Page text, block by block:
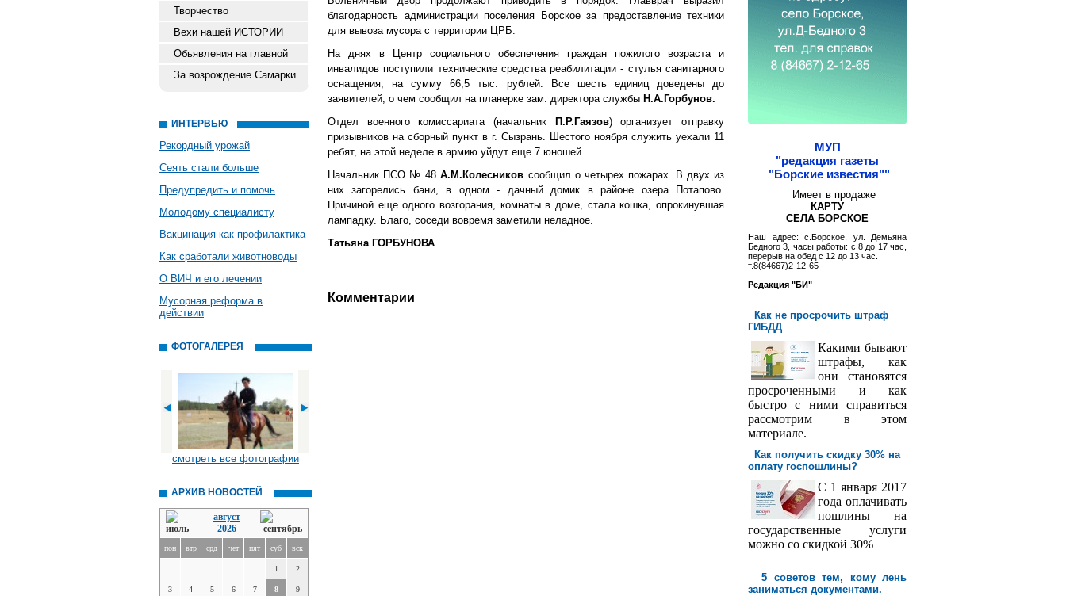
Творчество
Вехи нашей ИСТОРИИ
Обьявления на главной
За возрождение Самарки
ИНТЕРВЬЮ
Рекордный урожай
Сеять стали больше
Предупредить и помочь
Молодому специалисту
Вакцинация как профилактика
Как сработали животноводы
О ВИЧ и его лечении
Мусорная реформа в
действии
ФОТОГАЛЕРЕЯ
смотреть все фотографии
АРХИВ НОВОСТЕЙ
август
2026
пон втр срд чет пят суб вск
1 2
3 4 5 6 7 8 9
благодарность администрации поселения Борское за предоставление техники
для вывоза мусора с территории ЦРБ.
На днях в Центр социального обеспечения граждан пожилого возраста и
инвалидов поступили технические средства реабилитации - стулья санитарного
оснащения, на сумму 66,5 тыс. рублей. Все шесть единиц доведены до
заявителей, о чем сообщил на планерке зам. директора службы Н.А.Горбунов.
Отдел военного комиссариата (начальник
П.Р.Гаязов) организует отправку
призывников на сборный пункт в г. Сызрань. Шестого ноября служить уехали 11
ребят, на этой неделе в армию уйдут еще 7 юношей.
Начальник ПСО № 48А.М.Колесников сообщил о четырех пожарах. В двух из
них загорелись бани, в одном - дачный домик в районе озера Потапово.
Причиной еще одного возгорания, комнаты в доме, стала кошка, опрокинувшая
лампадку. Благо, соседи вовремя заметили неладное.
Татьяна ГОРБУНОВА
Комментарии
МУП
"редакция газеты
"Борские известия""
Имеет в продаже
КАРТУ
СЕЛА БОРСКОЕ
Наш адрес: с.Борское, ул. Демьяна
Бедного 3, часы работы: с 8 до 17 час,
перерыв на обед с 12 до 13 час.
т.8(84667)2-12-65
Редакция "БИ"
Как не просрочить штраф
ГИБДД
Какими бывают
штрафы, как
они становятся
просроченными и как
быстро с ними справиться
рассмотрим в этом
материале.
Как получить скидку 30% на
оплату госпош­лины?
С 1 января 2017
года оплачивать
пошлины на
государственные услуги
можно со скидкой 30%
5 советов тем, кому лень
заниматься документами.